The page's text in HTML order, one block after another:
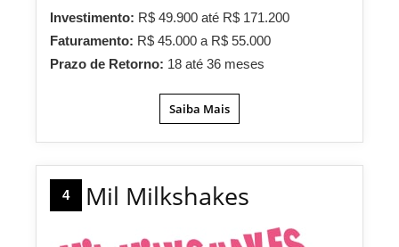
Investimento: R$ 49.900 até R$ 171.200
Faturamento: R$ 45.000 a R$ 55.000
Prazo de Retorno: 18 até 36 meses
Saiba Mais
4 Mil Milkshakes